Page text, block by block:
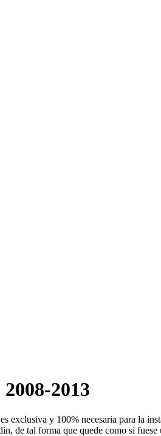
2013
exclusiva y 100% necesaria para la
de tal forma que quede como si